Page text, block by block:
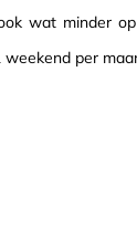
wat minder
weekend per